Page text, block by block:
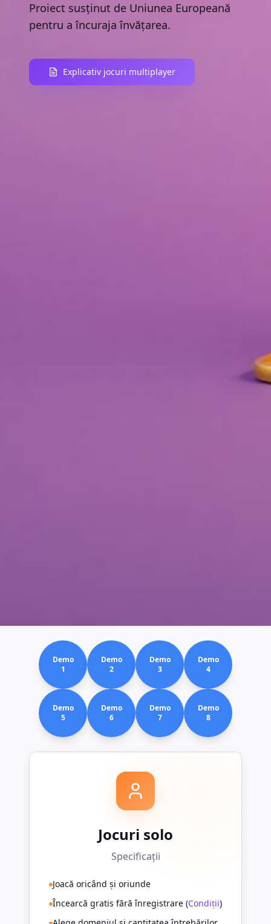
Proiect susținut de Uniunea Europeană
pentru a încuraja învățarea.
Explicativ jocuri multiplayer
Demo
1
Demo
2
Demo
3
Demo
4
Demo
5
Demo
6
Demo
7
Demo
8
Jocuri solo
Specificații
Joacă oricând și oriunde
Încearcă gratis fără înregistrare (Condiții)